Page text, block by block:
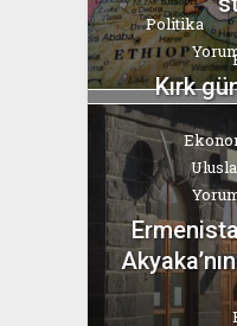
Politika
Kırk